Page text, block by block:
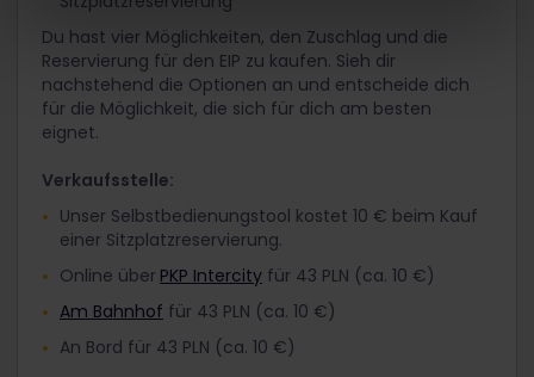
Du hast vier Möglichkeiten, den Zuschlag und die
Reservierung für den EIP zu kaufen. Sieh dir
nachstehend die Optionen an und entscheide dich
für die Möglichkeit, die sich für dich am besten
eignet.
Verkaufsstelle:
Unser Selbstbedienungstool kostet 10 € beim Kauf
einer Sitzplatzreservierung.
Online über PKP Intercity für 43 PLN (ca. 10 €)
Am Bahnhof für 43 PLN (ca. 10 €)
An Bord für 43 PLN (ca. 10 €)